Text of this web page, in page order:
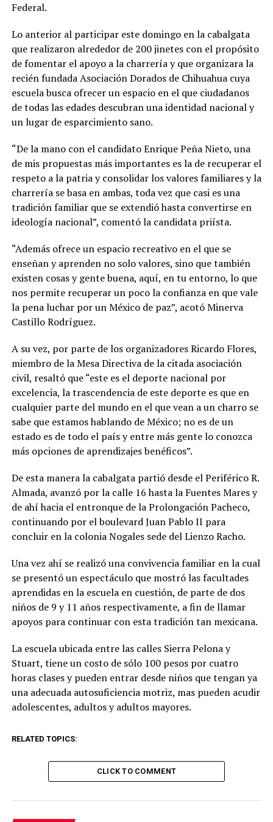
Federal.
Lo anterior al participar este domingo en la cabalgata
que realizaron alrededor de 200 jinetes con el propósito
de fomentar el apoyo a la charrería y que organizara la
recién fundada Asociación Dorados de Chihuahua cuya
escuela busca ofrecer un espacio en el que ciudadanos
de todas las edades descubran una identidad nacional y
un lugar de esparcimiento sano.
“De la mano con el candidato Enrique Peña Nieto, una
de mis propuestas más importantes es la de recuperar el
respeto a la patria y consolidar los valores familiares y la
charrería se basa en ambas, toda vez que casi es una
tradición familiar que se extendió hasta convertirse en
ideología nacional”, comentó la candidata priísta.
“Además ofrece un espacio recreativo en el que se
enseñan y aprenden no solo valores, sino que también
existen cosas y gente buena, aquí, en tu entorno, lo que
nos permite recuperar un poco la confianza en que vale
la pena luchar por un México de paz”, acotó Minerva
Castillo Rodríguez.
A su vez, por parte de los organizadores Ricardo Flores,
miembro de la Mesa Directiva de la citada asociación
civil, resaltó que “este es el deporte nacional por
excelencia, la trascendencia de este deporte es que en
cualquier parte del mundo en el que vean a un charro se
sabe que estamos hablando de México; no es de un
estado es de todo el país y entre más gente lo conozca
más opciones de aprendizajes benéficos”.
De esta manera la cabalgata partió desde el Periférico R.
Almada, avanzó por la calle 16 hasta la Fuentes Mares y
de ahí hacia el entronque de la Prolongación Pacheco,
continuando por el boulevard Juan Pablo II para
concluir en la colonia Nogales sede del Lienzo Racho.
Una vez ahí se realizó una convivencia familiar en la cual
se presentó un espectáculo que mostró las facultades
aprendidas en la escuela en cuestión, de parte de dos
niños de 9 y 11 años respectivamente, a fin de llamar
apoyos para continuar con esta tradición tan mexicana.
La escuela ubicada entre las calles Sierra Pelona y
Stuart, tiene un costo de sólo 100 pesos por cuatro
horas clases y pueden entrar desde niños que tengan ya
una adecuada autosuficiencia motriz, mas pueden acudir
adolescentes, adultos y adultos mayores.
RELATED TOPICS:
CLICK TO COMMENT